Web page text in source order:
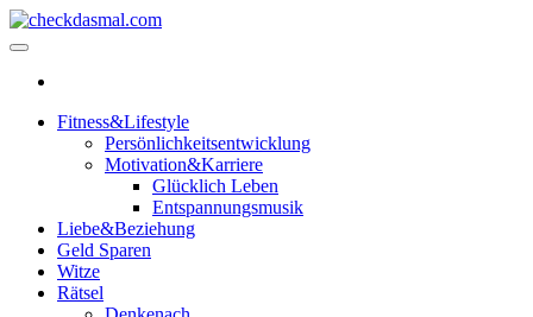
Zum
Inhalt
Fitness&Lifestyle
Persönlichkeitsentwicklung
Motivation&Karriere
Glücklich Leben
Entspannungsmusik
Liebe&Beziehung
Geld Sparen
Witze
Rätsel